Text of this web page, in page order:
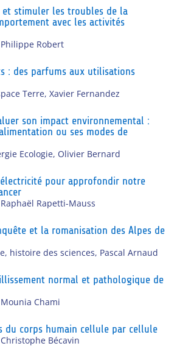
et stimuler les troubles de la
avec les activités
Philippe Robert
: des parfums aux utilisations
Terre,Xavier Fernandez
son impact environnemental :
ou ses modes de
Ecologie, Olivier Bernard
pour approfondir notre
Raphaël Rapetti-Mauss
et la romanisation des Alpes de
histoire des sciences, Pascal Arnaud
normal et pathologique de
Mounia Chami
du corps humain cellule par cellule
Christophe Bécavin